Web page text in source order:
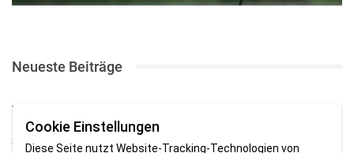
Neueste Beiträge
TSV gewinnt Testspiel bei Braker Reserve
SV Brake gewinnt erstes Heimspiel mit 2:0
Cookie Einstellungen
Diese Seite nutzt Website-Tracking-Technologien von